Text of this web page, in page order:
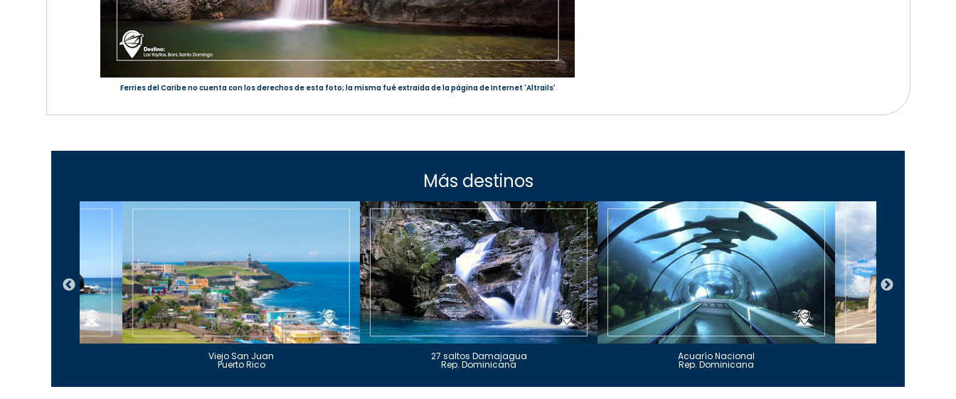
Ferries del Caribe no cuenta con los derechos de esta foto; la misma fué extraida de la página de Internet 'Altrails'
Más destinos
Viejo San Juan
Puerto Rico
27 saltos Damajagua
Rep. Dominicana
Acuarío Nacional
Rep. Dominicana